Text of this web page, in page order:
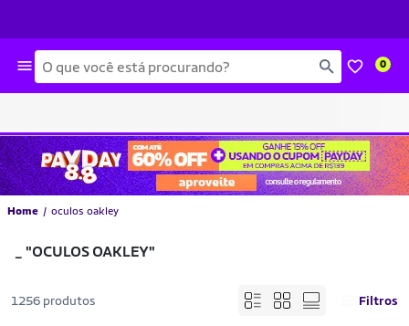
Busca 0
Home oculos oakley
"OCULOS OAKLEY"
1256 produtos Filtros